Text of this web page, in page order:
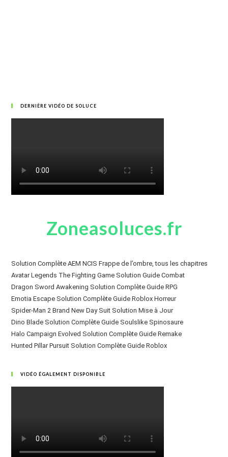
DERNIÈRE VIDÉO DE SOLUCE
Zoneasoluces.fr
Solution Complète AEM NCIS Frappe de l’ombre, tous les chapitres
Avatar Legends The Fighting Game Solution Guide Combat
Dragon Sword Awakening Solution Complète Guide RPG
Emotia Escape Solution Complète Guide Roblox Horreur
Spider-Man 2 Brand New Day Suit Solution Mise à Jour
Dino Blade Solution Complète Guide Soulslike Spinosaure
Halo Campaign Evolved Solution Complète Guide Remake
Hunted Pillar Pursuit Solution Complète Guide Roblox
VIDÉO ÉGALEMENT DISPONIBLE